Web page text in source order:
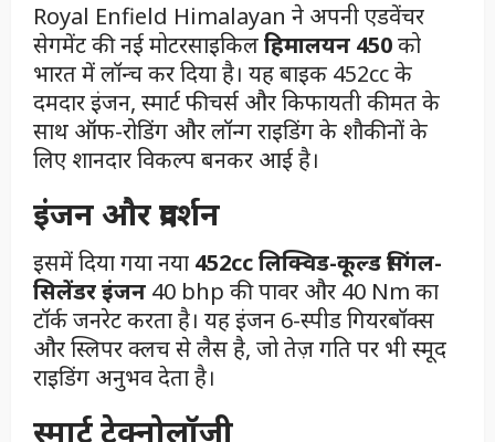
Royal Enfield Himalayan ने अपनी एडवेंचर
सेगमेंट की नई मोटरसाइकिलहिमालयन 450को
भारत में लॉन्च कर दिया है। यह बाइक 452cc के
दमदार इंजन, स्मार्ट फीचर्स और किफायती कीमत के
साथ ऑफ-रोडिंग और लॉन्ग राइडिंग के शौकीनों के
लिए शानदार विकल्प बनकर आई है।
इंजन और प्रदर्शन
इसमें दिया गया नया 452cc लिक्विड-कूल्ड सिंगल-
सिलेंडर इंजन 40 bhp की पावर और 40 Nm का
टॉर्क जनरेट करता है। यह इंजन 6-स्पीड गियरबॉक्स
और स्लिपर क्लच से लैस है, जो तेज़ गति पर भी स्मूद
राइडिंग अनुभव देता है।
स्मार्ट टेक्नोलॉजी